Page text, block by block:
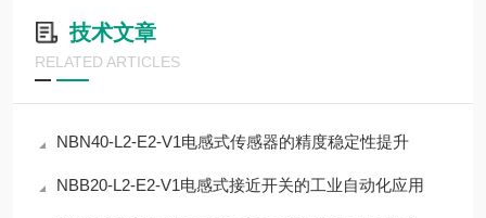
技术文章
RELATED ARTICLES
NBN40-L2-E2-V1电感式传感器的精度稳定性提升
NBB20-L2-E2-V1电感式接近开关的工业自动化应用